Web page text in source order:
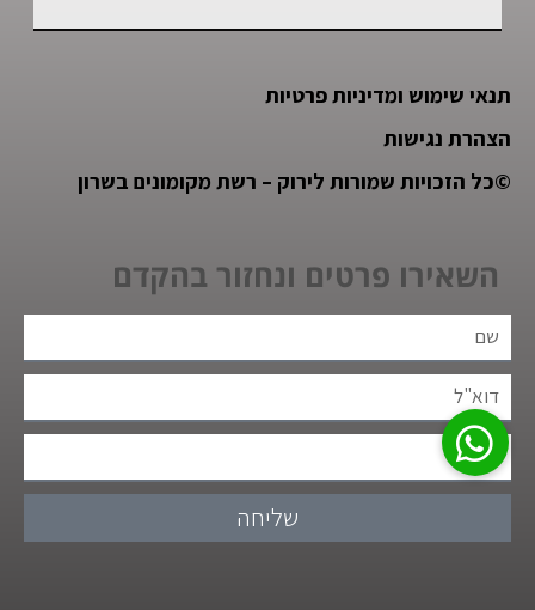
תנאי שימוש ומדיניות פרטיות
הצהרת נגישות
©כל הזכויות שמורות לירוק – רשת מקומונים בשרון
השאירו פרטים ונחזור בהקדם
שליחה